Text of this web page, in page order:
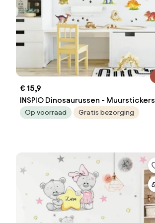
€ 15,9
INSPIO Dinosaurussen - Muurstickers
Op voorraad Gratis bezorging